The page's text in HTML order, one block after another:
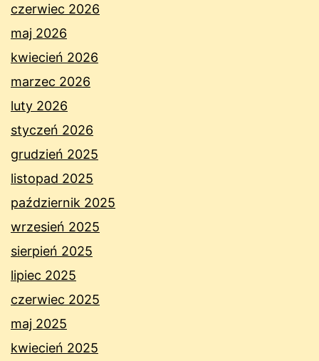
czerwiec 2026
maj 2026
kwiecień 2026
marzec 2026
luty 2026
styczeń 2026
grudzień 2025
listopad 2025
październik 2025
wrzesień 2025
sierpień 2025
lipiec 2025
czerwiec 2025
maj 2025
kwiecień 2025